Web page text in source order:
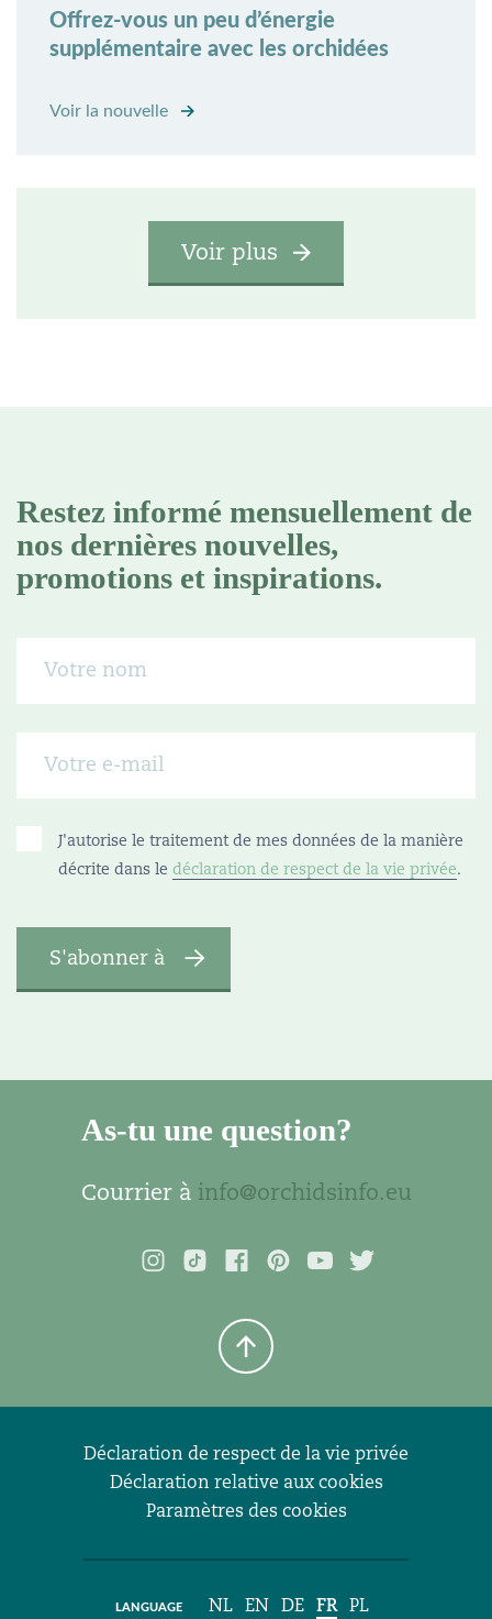
Offrez-vous un peu d’énergie
supplémentaire avec les orchidées
Voir la nouvelle
Voir plus
Restez informé mensuellement de
nos dernières nouvelles,
promotions et inspirations.
J'autorise le traitement de mes données de la manière
décrite dans le déclaration de respect de la vie privée.
As-tu une question?
Courrier à info@orchidsinfo.eu
Déclaration de respect de la vie privée
Déclaration relative aux cookies
Paramètres des cookies
NL EN DE FR PL